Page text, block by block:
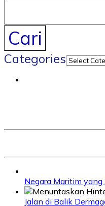
Cari
Categories
Negara Maritim
Jalan di Balik